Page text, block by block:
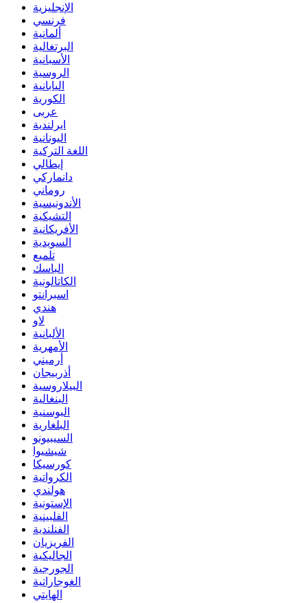
الإنجليزية
فرنسي
ألمانية
البرتغالية
الأسبانية
الروسية
اليابانية
الكورية
عربى
ايرلندية
اليونانية
اللغة التركية
إيطالي
دانماركي
روماني
الأندونيسية
التشيكية
الأفريكانية
السويدية
تلميع
الباسك
الكاتالونية
اسبرانتو
هندي
لاو
الألبانية
الأمهرية
أرميني
أذربيجان
البيلاروسية
البنغالية
البوسنية
البلغارية
السيبيونو
شيشيوا
كورسيكا
الكرواتية
هولندي
الإستونية
الفلبينية
الفنلندية
الفريزيان
الجاليكية
الجورجية
الغوجاراتية
الهايتي